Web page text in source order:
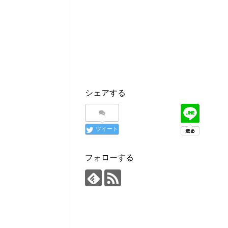
シェアする
ツイート
フォローする